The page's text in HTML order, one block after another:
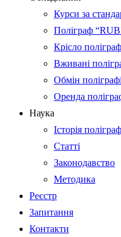
Курси за
Поліграф
Крісло
Вживані
Обмін
Оренда
Наука
Історія
Статті
Законодавство
Методика
Реєстр
Запитання
Контакти